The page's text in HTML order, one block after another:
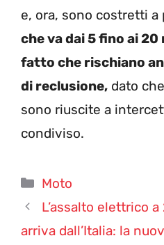
e, ora, sono costretti a
che va dai 5 fino ai
fatto che rischiano
di reclusione, dato
sono riuscite a
condiviso.
Categorie
Moto
L’assalto elettrico
arriva dall’Italia: la